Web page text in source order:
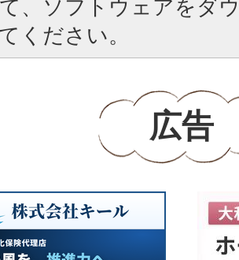
、ソフトウェアをダ
ください。
広告